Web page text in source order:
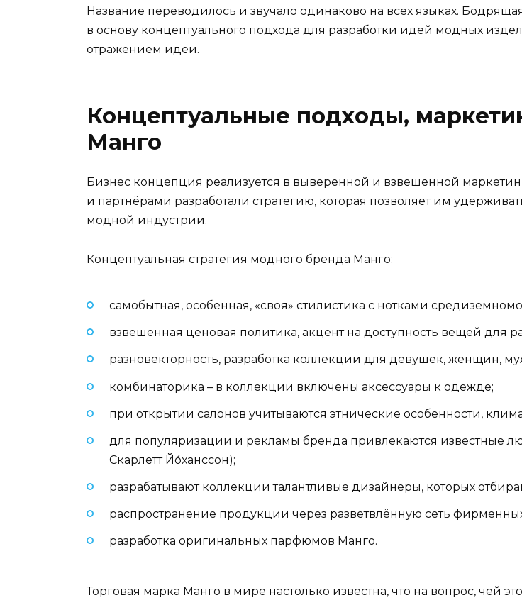
Название переводилось и звучало одинаково на всех языках.
в основу концептуального подхода для разработки идей модных
отражением идеи.
Концептуальные подходы,
Манго
Бизнес концепция реализуется в выверенной и взвешенной
и партнёрами разработали стратегию, которая позволяет им
модной индустрии.
Концептуальная стратегия модного бренда Манго:
самобытная, особенная, «своя» стилистика с нотками
взвешенная ценовая политика, акцент на доступность вещей для
разновекторность, разработка коллекции для девушек, женщин,
комбинаторика – в коллекции включены аксессуары к одежде;
при открытии салонов учитываются этнические особенности,
для популяризации и рекламы бренда привлекаются известные
Скарлетт Йо́ханссон);
разрабатывают коллекции талантливые дизайнеры, которых
распространение продукции через разветвлённую сеть
разработка оригинальных парфюмов Манго.
Торговая марка Манго в мире настолько известна, что на вопрос, чей